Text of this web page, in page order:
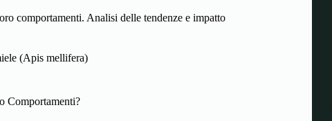
comportamenti. Analisi delle tendenze e impatto
(Apis mellifera)